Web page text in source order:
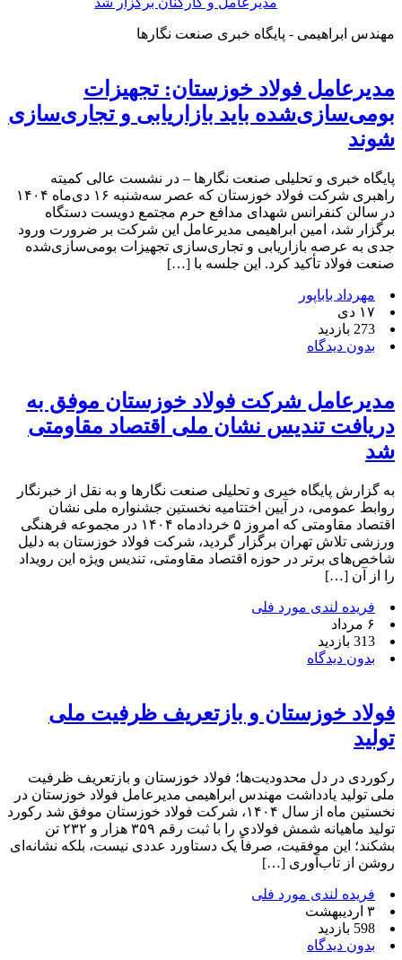
مهندس ابراهیمی - پایگاه خبری صنعت نگارها
مدیرعامل فولاد خوزستان: تجهیزات
بومی‌سازی‌شده باید بازاریابی و تجاری‌سازی
شوند
پایگاه خبری و تحلیلی صنعت نگارها – در نشست عالی کمیته
راهبری شرکت فولاد خوزستان که عصر سه‌شنبه ۱۶ دی‌ماه ۱۴۰۴
در سالن کنفرانس شهدای مدافع حرم مجتمع دویست دستگاه
برگزار شد، امین ابراهیمی مدیرعامل این شرکت بر ضرورت ورود
جدی به عرصه بازاریابی و تجاری‌سازی تجهیزات بومی‌سازی‌شده
صنعت فولاد تأکید کرد. این جلسه با […]
مهرداد باباپور
۱۷ دی
273 بازدید
بدون دیدگاه
مدیرعامل شرکت فولاد خوزستان موفق به
دریافت تندیس نشان ملی اقتصاد مقاومتی
شد
به گزارش پایگاه خبری و تحلیلی صنعت نگارها و به نقل از خبرنگار
روابط عمومی، در آیین اختتامیه نخستین جشنواره ملی نشان
اقتصاد مقاومتی که امروز ۵ خردادماه ۱۴۰۴ در مجموعه فرهنگی
ورزشی تلاش تهران برگزار گردید، شرکت فولاد خوزستان به دلیل
شاخص‌های برتر در حوزه اقتصاد مقاومتی، تندیس ویژه این رویداد
را از آن […]
فریده لندی مورد فلی
۶ مرداد
313 بازدید
بدون دیدگاه
فولاد خوزستان و بازتعریف ظرفیت ملی
تولید
رکوردی در دل محدودیت‌ها؛ فولاد خوزستان و بازتعریف ظرفیت
ملی تولید یادداشت مهندس ابراهیمی مدیرعامل فولاد خوزستان در
نخستین ماه از سال ۱۴۰۴، شرکت فولاد خوزستان موفق شد رکورد
تولید ماهیانه شمش فولادی را با ثبت رقم ۳۵۹ هزار و ۲۳۲ تن
بشکند؛ این موفقیت، صرفاً یک دستاورد عددی نیست، بلکه نشانه‌ای
روشن از تاب‌آوری […]
فریده لندی مورد فلی
۳ اردیبهشت
598 بازدید
بدون دیدگاه